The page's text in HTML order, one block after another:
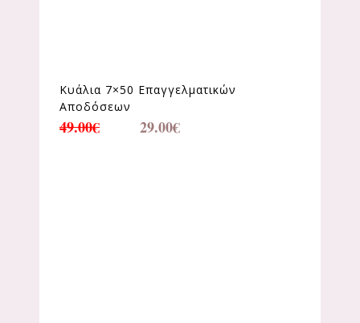
Κυάλια 7×50 Επαγγελματικών
Αποδόσεων
49.00€ 29.00€